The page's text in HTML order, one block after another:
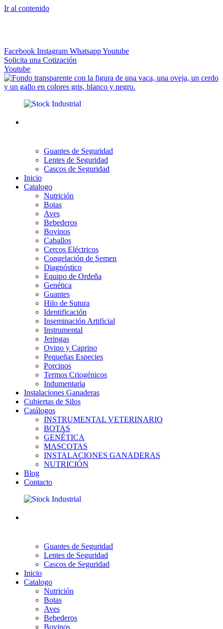
Ir al contenido
Facebook Instagram WhatsappYoutube
Solicita una Cotización
Youtube
Guantes de Seguridad
Lentes de Seguridad
Cascos de Seguridad
Inicio
Catalogo
Nutrición
Botas
Aves
Bebederos
Bovinos
Caballos
Cercos Eléctricos
Congelación de Semen
Diagnóstico
Equipo de Ordeña
Genética
Guantes
Hilo de Sutura
Identificación
Inseminación Artificial
Instrumental
Jeringas
Ovino y Caprino
Pequeñas Especies
Porcinos
Termos Criogénicos
Indumentaria
Instalaciones Ganaderas
Cubiertas de Silos
Catálogos
INSTRUMENTAL VETERINARIO
BOTAS
GENÉTICA
MASCOTAS
INSTALACIONES GANADERAS
NUTRICIÓN
Blog
Contacto
Guantes de Seguridad
Lentes de Seguridad
Cascos de Seguridad
Inicio
Catalogo
Nutrición
Botas
Aves
Bebederos
Bovinos